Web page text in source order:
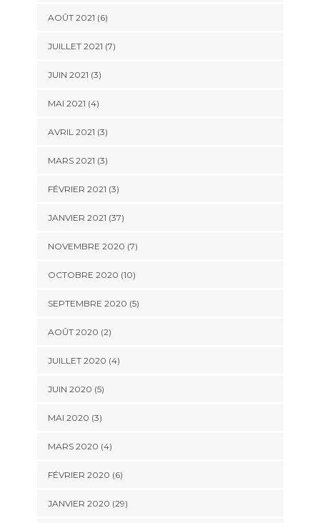
AOÛT 2021 (6)
JUILLET 2021 (7)
JUIN 2021 (3)
MAI 2021 (4)
AVRIL 2021 (3)
MARS 2021 (3)
FÉVRIER 2021 (3)
JANVIER 2021 (37)
NOVEMBRE 2020 (7)
OCTOBRE 2020 (10)
SEPTEMBRE 2020 (5)
AOÛT 2020 (2)
JUILLET 2020 (4)
JUIN 2020 (5)
MAI 2020 (3)
MARS 2020 (4)
FÉVRIER 2020 (6)
JANVIER 2020 (29)